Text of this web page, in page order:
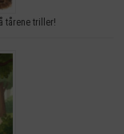
tårene triller!